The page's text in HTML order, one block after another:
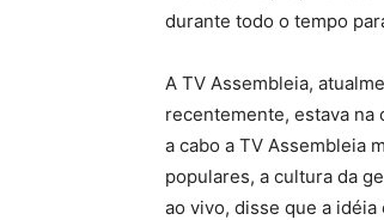
durante todo o tempo
A TV Assembleia,
recentemente, estava na
a cabo a TV Assembleia
populares, a cultura da
ao vivo, disse que a